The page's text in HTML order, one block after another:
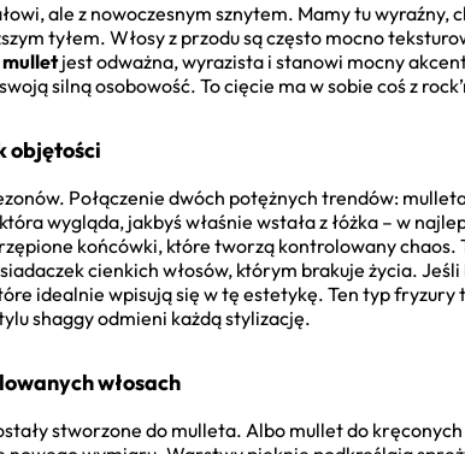
ale z nowoczesnym sznytem. Mamy tu
tyłem. Włosy z przodu są często mocno
jest odważna, wyrazista i stanowi mocny
silną osobowość. To cięcie ma w sobie coś z
objętości
Połączenie dwóch potężnych trendów:
wygląda, jakbyś właśnie wstała z łóżka – w
końcówki, które tworzą kontrolowany chaos.
cienkich włosów, którym brakuje życia.
idealnie wpisują się w tę estetykę. Ten typ
shaggy odmieni każdą stylizację.
włosach
stworzone do mulleta. Albo mullet do